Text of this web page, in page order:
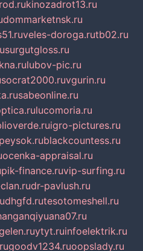
kinozadrot13.ru
dommarketnsk.ru
veles-doroga.rutb02.ru
surgutgloss.ru
lubov-pic.ru
socrat2000.ruvgurin.ru
sabeonline.ru
lucomoria.ru
igro-pictures.ru
peysok.rublackcountess.ru
ocenka-appraisal.ru
pik-finance.ruvip-surfing.ru
dr-pavlush.ru
dhgfd.rutesotomeshell.ru
ytyt.ruinfoelektrik.ru
goodv1234.ruoopslady.ru